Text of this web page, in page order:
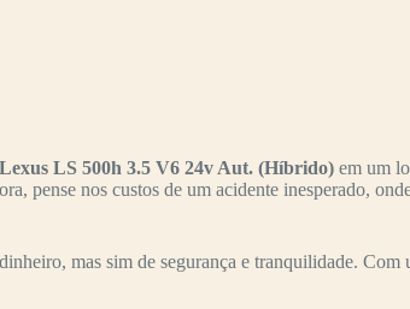
Lexus LS 500h 3.5 V6 24v Aut. (Híbrido) em um
pense nos custos de um acidente inesperado,
mas sim de segurança e tranquilidade.